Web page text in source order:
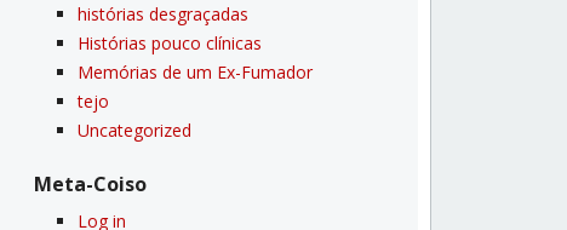
histórias desgraçadas
Histórias pouco clí­nicas
Memórias de um Ex-Fumador
tejo
Uncategorized
Meta-Coiso
Log in